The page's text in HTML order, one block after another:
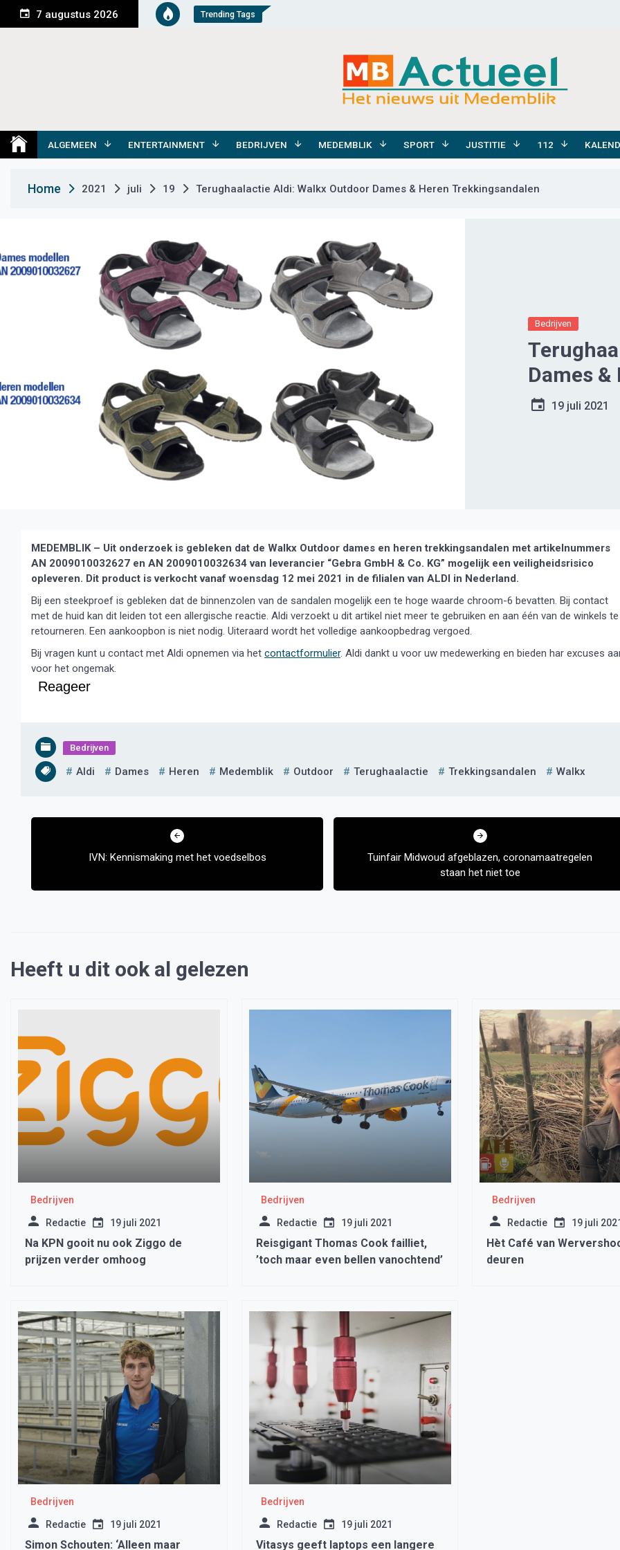
n
e
7 augustus 2026 Trending Tags
Medemblik Actueel
ALGEMEEN ENTERTAINMENT BEDRIJVEN MEDEMBLIK SPORT JUSTITIE 112
Home 2021 juli 19 Terughaalactie Aldi: Walkx Outdoor Dames & Heren Trekkingsandalen
Bedrijven
Dames
19 juli 2021
MEDEMBLIK – Uit onderzoek is gebleken dat de Walkx Outdoor dames en heren trekkingsandalen met artikelnummers
AN 2009010032627 en AN 2009010032634 van leverancier “Gebra GmbH & Co. KG” mogelijk een veiligheidsrisico
opleveren. Dit product is verkocht vanaf woensdag 12 mei 2021 in de filialen van ALDI in Nederland.
Bij een steekproef is gebleken dat de binnenzolen van de sandalen mogelijk een te hoge waarde chroom-6 bevatten. Bij contact
met de huid kan dit leiden tot een allergische reactie. Aldi verzoekt u dit artikel niet meer te gebruiken en aan één van de winkels te
retourneren. Een aankoopbon is niet nodig. Uiteraard wordt het volledige aankoopbedrag vergoed.
Bij vragen kunt u contact met Aldi opnemen via het contactformulier. Aldi dankt u voor uw medewerking en bieden har excuses
voor het ongemak.
Reageer
Bedrijven
Aldi Dames Heren Medemblik Outdoor Terughaalactie Trekkingsandalen Walkx
Bericht
IVN: Kennismaking met het voedselbos
Tuinfair Midwoud afgeblazen, coronamaatregelen
staan het niet toe
Heeft u dit ook al gelezen
Bedrijven
Redactie 19 juli 2021
Na KPN gooit nu ook Ziggo de
prijzen verder omhoog
Bedrijven
Redactie 19 juli 2021
Reisgigant Thomas Cook failliet,
’toch maar even bellen vanochtend’
Bedrijven
Redactie 19 juli
Hèt Café van
deuren
Bedrijven
Redactie 19 juli 2021
Simon Schouten: ‘Alleen maar
Bedrijven
Redactie 19 juli 2021
Vitasys geeft laptops een langere